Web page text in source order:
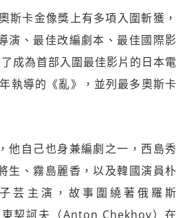
斯卡金像獎上有多項入圍斬獲，
演、最佳改編劇本、最佳國際影
成為首部入圍最佳影片的日本電
執導的《亂》，並列最多奧斯卡
他自己也身兼編劇之一，西島秀
生、霧島麗香，以及韓國演員朴
芸主演，故事圍繞著俄羅斯
東契訶夫（Anton Chekhov）在